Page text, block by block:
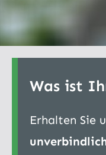
Was ist
Erhalten Sie